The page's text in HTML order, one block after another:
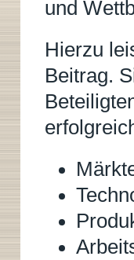
und
Hierzu
Beitrag.